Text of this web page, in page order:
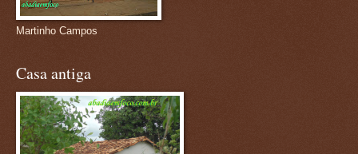
Martinho Campos
Casa antiga